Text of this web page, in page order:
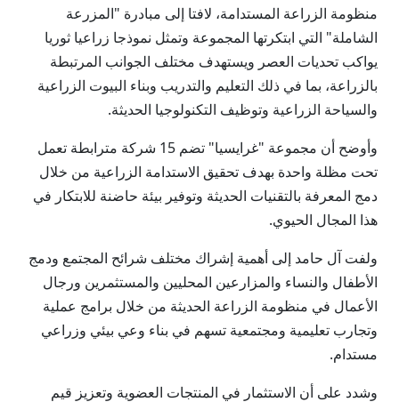
منظومة الزراعة المستدامة، لافتا إلى مبادرة "المزرعة
الشاملة" التي ابتكرتها المجموعة وتمثل نموذجا زراعيا ثوريا
يواكب تحديات العصر ويستهدف مختلف الجوانب المرتبطة
بالزراعة، بما في ذلك التعليم والتدريب وبناء البيوت الزراعية
والسياحة الزراعية وتوظيف التكنولوجيا الحديثة.
وأوضح أن مجموعة "غرايسيا" تضم 15 شركة مترابطة تعمل
تحت مظلة واحدة بهدف تحقيق الاستدامة الزراعية من خلال
دمج المعرفة بالتقنيات الحديثة وتوفير بيئة حاضنة للابتكار في
هذا المجال الحيوي.
ولفت آل حامد إلى أهمية إشراك مختلف شرائح المجتمع ودمج
الأطفال والنساء والمزارعين المحليين والمستثمرين ورجال
الأعمال في منظومة الزراعة الحديثة من خلال برامج عملية
وتجارب تعليمية ومجتمعية تسهم في بناء وعي بيئي وزراعي
مستدام.
وشدد على أن الاستثمار في المنتجات العضوية وتعزيز قيم